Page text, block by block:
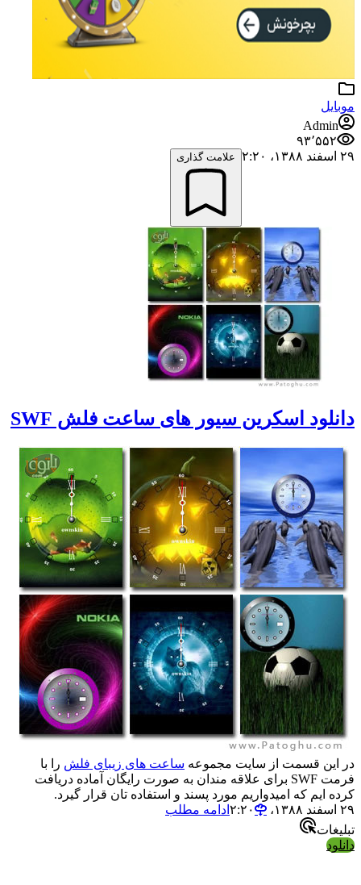
موبایل
Admin
۹۳٬۵۵۲
۲۹ اسفند ۱۳۸۸،‏ ۲:۲۰
علامت گذاری
دانلود اسکرین سیور های ساعت فلش SWF
در این قسمت از سایت مجموعه ساعت های زیبای فلش را با
فرمت SWF برای علاقه مندان به صورت رایگان آماده دریافت
کرده ایم که امیدواریم مورد پسند و استفاده تان قرار گیرد.
۲۹ اسفند ۱۳۸۸،‏ ۲:۲۰
ادامه مطلب
تبلیغات
دانلود